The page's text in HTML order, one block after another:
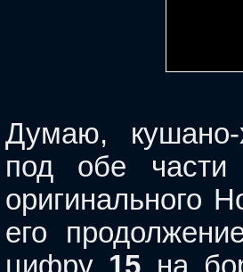
Думаю, кушано-
под обе части
оригинального
его
цифру 15 на